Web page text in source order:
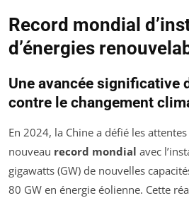
Record mondial
d’énergies
Une avancée significative
contre le changement
En 2024, la Chine a défié les
nouveau record mondial avec
gigawatts (GW) de nouvelles
80 GW en énergie éolienne. Cette